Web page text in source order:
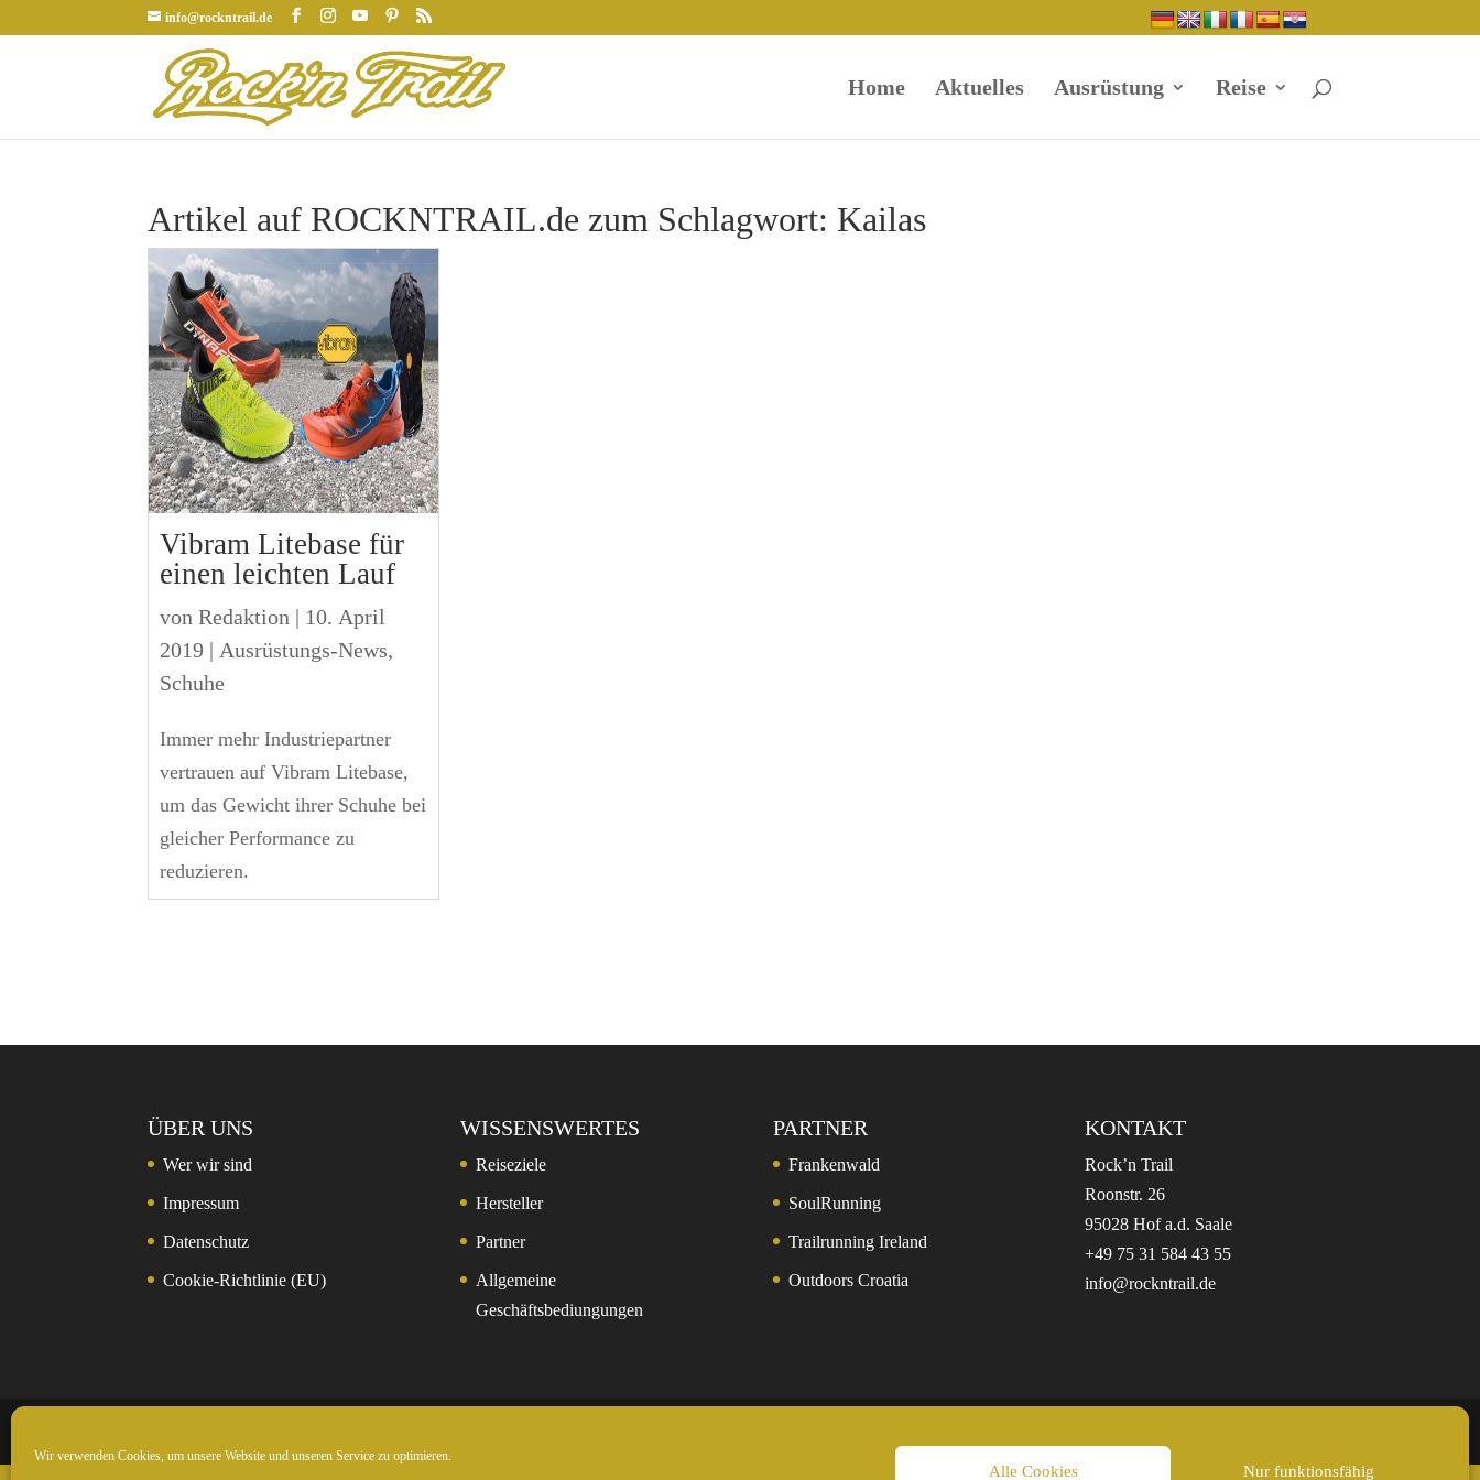
Wir verwenden Cookies, um unsere Website und unseren Service zu optimieren.
Alle Cookies Nur funktionsfähig
info@rockntrail.de
Home Aktuelles Ausrüstung Reise
Artikel auf ROCKNTRAIL.de zum Schlagwort: Kailas
Vibram Litebase für
einen leichten Lauf
vonRedaktion | 10. April
2019 | Ausrüstungs-News,
Schuhe
Immer mehr Industriepartner
vertrauen auf Vibram Litebase,
um das Gewicht ihrer Schuhe bei
gleicher Performance zu
reduzieren.
ÜBER UNS
Wer wir sind
Impressum
Datenschutz
Cookie-Richtlinie (EU)
WISSENSWERTES
Reiseziele
Hersteller
Partner
Allgemeine
Geschäftsbediungungen
PARTNER
Frankenwald
SoulRunning
Trailrunning Ireland
Outdoors Croatia
KONTAKT
Rock’n Trail
Roonstr. 26
95028 Hof a.d. Saale
+49 75 31 584 43 55
info@rockntrail.de